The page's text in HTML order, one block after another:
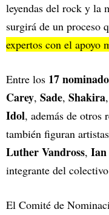
leyendas del rock y la
surgirá de un proceso
expertos con el apoyo
Entre los 17
Carey, Sade, Shakira,
Idol, además de otros
también figuran
Luther Vandross,
integrante del colectivo
El Comité de